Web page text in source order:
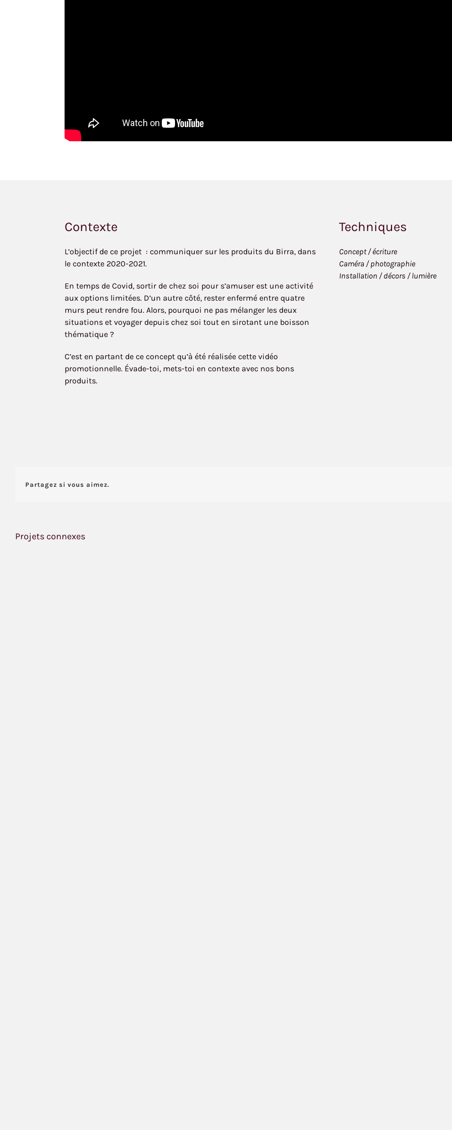
Contexte
L’objectif de ce projet : communiquer sur les produits du Birra, dans
le contexte 2020-2021.
En temps de Covid, sortir de chez soi pour s’amuser est une activité
aux options limitées. D’un autre côté, rester enfermé entre quatre
murs peut rendre fou. Alors, pourquoi ne pas mélanger les deux
situations et voyager depuis chez soi tout en sirotant une boisson
thématique ?
C’est en partant de ce concept qu’à été réalisée cette vidéo
promotionnelle. Évade-toi, mets-toi en contexte avec nos bons
produits.
Techniques
Concept / écriture
Caméra / photographie
Installation / décors / lumière
Partagez si vous aimez.
Projets connexes